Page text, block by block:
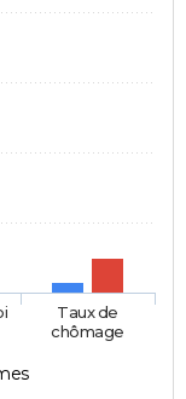
Taux de
chômage